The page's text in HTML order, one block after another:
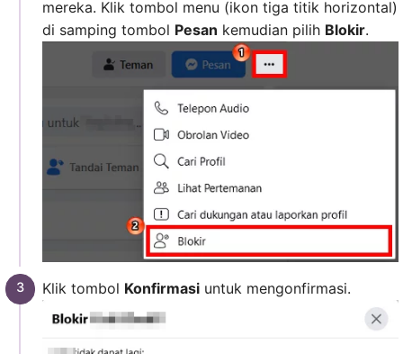
mereka. Klik tombol menu (ikon tiga titik horizontal)
di samping tombol Pesan kemudian pilih Blokir.
Klik tombol Konfirmasiuntuk mengonfirmasi.